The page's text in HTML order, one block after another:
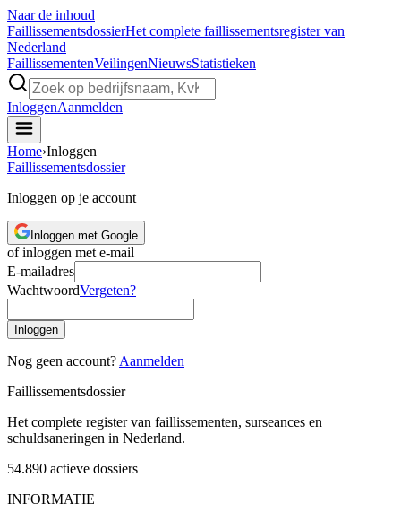
Naar de inhoud
FaillissementsdossierHet complete faillissementsregister van
Nederland
FaillissementenVeilingenNieuwsStatistieken
InloggenAanmelden
Home›Inloggen
Faillissementsdossier
Inloggen op je account
Inloggen met Google
of inloggen met e-mail
E-mailadres
WachtwoordVergeten?
Inloggen
Nog geen account? Aanmelden
Faillissementsdossier
Het complete register van faillissementen, surseances en
schuldsaneringen in Nederland.
54.890 actieve dossiers
INFORMATIE